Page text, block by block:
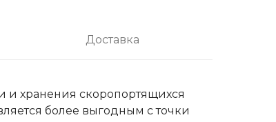
Доставка
и хранения скоропортящихся
более выгодным с точки